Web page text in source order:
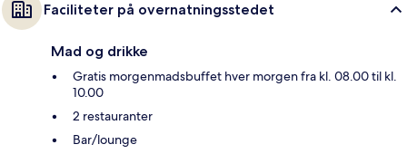
Faciliteter på overnatningsstedet
Mad og drikke
Gratis morgenmadsbuffet hver morgen fra kl. 08.00 til kl.
10.00
2 restauranter
Bar/lounge